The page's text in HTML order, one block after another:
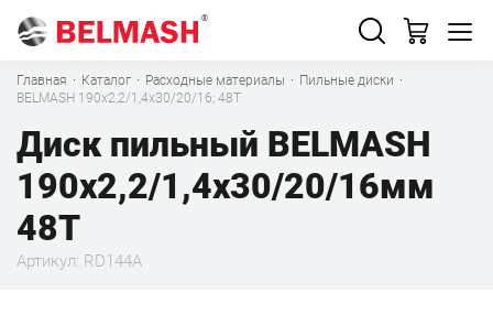
Главная · Каталог · Расходные материалы · Пильные диски ·
BELMASH 190х2,2/1,4х30/20/16; 48T
Диск пильный BELMASH
190х2,2/1,4х30/20/16мм
48T
Артикул: RD144A